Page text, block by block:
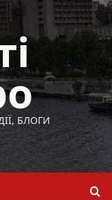
БЛОГИ